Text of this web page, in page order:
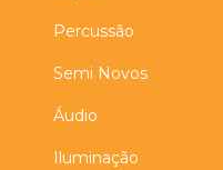
Percussão
Semi Novos
Áudio
Iluminação